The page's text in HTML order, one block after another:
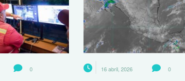
0 16 abril, 2026 0